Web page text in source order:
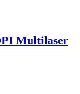
Multilaser